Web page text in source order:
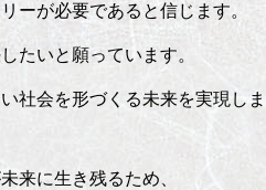
ーが必要であると信じます。
たいと願っています。
社会を形づくる未来を実現し
来に生き残るため、